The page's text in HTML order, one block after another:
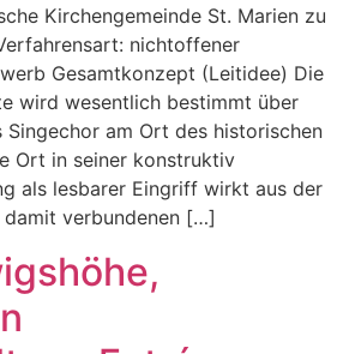
Kirchengemeinde St. Marien zu
nichtoffener
Gesamtkonzept (Leitidee) Die
wird wesentlich bestimmt über
Singechor am Ort des historischen
Ort in seiner konstruktiv
als lesbarer Eingriff wirkt aus der
verbundenen […]